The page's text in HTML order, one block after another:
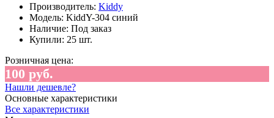
Производитель: Kiddy
Модель: KiddY-304 синий
Наличие: Под заказ
Купили: 25 шт.
Розничная цена:
100 руб.
Нашли дешевле?
Основные характеристики
Все характеристики